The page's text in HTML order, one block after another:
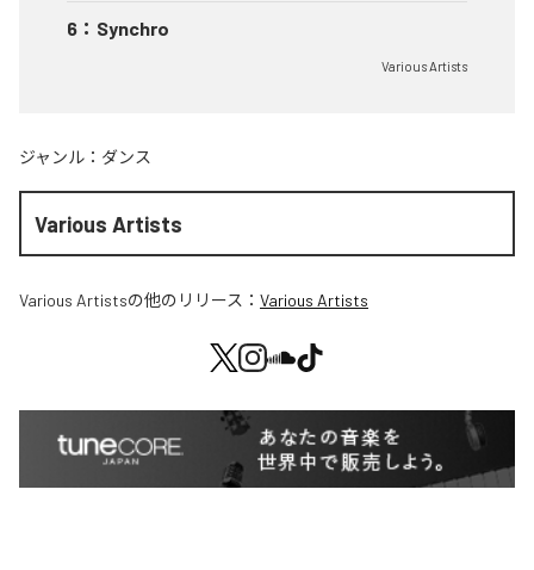
6 ： Synchro
Various Artists
ジャンル： ダンス
Various Artists
Various Artistsの他のリリース： Various Artists